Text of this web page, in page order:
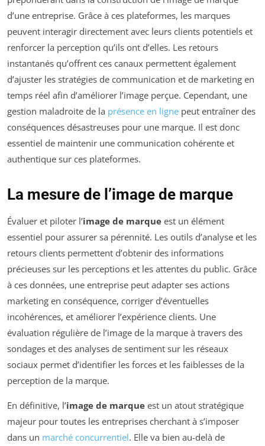
d’une entreprise. Grâce à ces plateformes, les marques
peuvent interagir directement avec leurs clients potentiels et
renforcer la perception qu’ils ont d’elles. Les retours
instantanés qu’offrent ces canaux permettent également
d’ajuster les stratégies de communication et de marketing en
temps réel afin d’améliorer l’image perçue. Cependant, une
gestion maladroite de la présence en ligne peut entraîner des
conséquences désastreuses pour une marque. Il est donc
essentiel de maintenir une communication cohérente et
authentique sur ces plateformes.
La mesure de l’image de marque
Évaluer et piloter l’image de marque est un élément
essentiel pour assurer sa pérennité. Les outils d’analyse et les
retours clients permettent d’obtenir des informations
précieuses sur les perceptions et les attentes du public. Grâce
à ces données, une entreprise peut adapter ses actions
marketing en conséquence, corriger d’éventuelles
incohérences, et améliorer l’expérience clients. Une
évaluation régulière de l’image de la marque à travers des
sondages et des analyses de sentiment sur les réseaux
sociaux permet d’identifier les forces et les faiblesses de la
perception de la marque.
En définitive, l’image de marque est un atout stratégique
majeur pour toutes les entreprises cherchant à s’imposer
dans un marché concurrentiel. Elle va bien au-delà de